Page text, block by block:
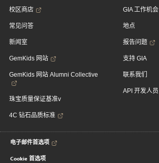
校区商店
常见问答
新闻室
GemKids 网站
GemKids 网站 Alumni Collective
珠宝质量保证基准v
4C 钻石品质标准
GIA 工作机会
地点
报告问题
支持 GIA
联系我们
API 开发人员
电子邮件首选项
Cookie 首选项